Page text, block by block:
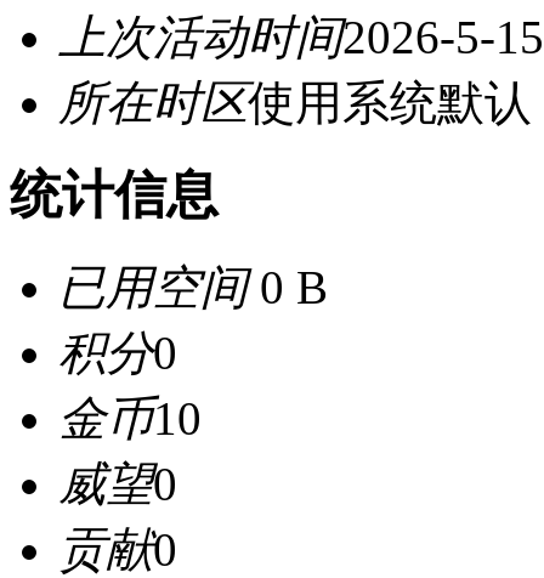
上次活动时间2026-5-
所在时区使用系统默认
统计信息
已用空间0 B
积分0
金币10
威望0
贡献0